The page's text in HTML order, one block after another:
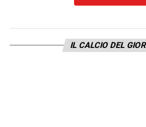
IL CALCIO DEL